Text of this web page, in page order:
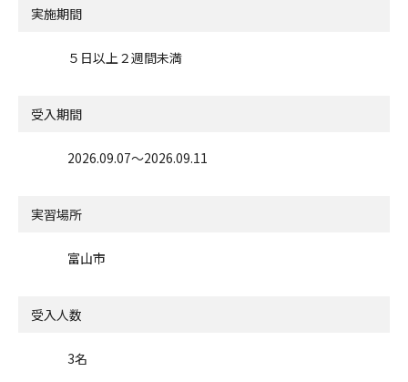
実施期間
５日以上２週間未満
受入期間
2026.09.07〜2026.09.11
実習場所
富山市
受入人数
3名